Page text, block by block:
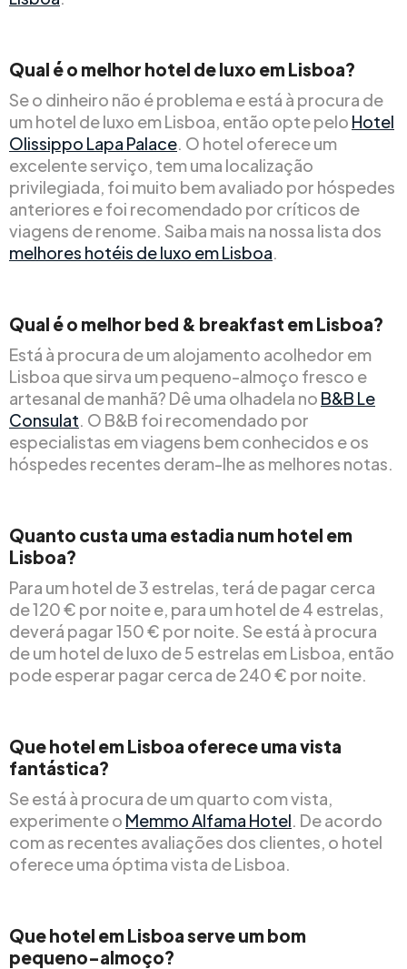
Qual é o melhor hotel de luxo em Lisboa?
Se o dinheiro não é problema e está à procura de
um hotel de luxo em Lisboa, então opte pelo Hotel
Olissippo Lapa Palace . O hotel oferece um
excelente serviço, tem uma localização
privilegiada, foi muito bem avaliado por hóspedes
anteriores e foi recomendado por críticos de
viagens de renome. Saiba mais na nossa lista dos
melhores hotéis de luxo em Lisboa
Qual é o melhor bed & breakfast em Lisboa?
Está à procura de um alojamento acolhedor em
Lisboa que sirva um pequeno-almoço fresco e
artesanal de manhã? Dê uma olhadela no B&B Le
Consulat . O B&B foi recomendado por
especialistas em viagens bem conhecidos e os
hóspedes recentes deram-lhe as melhores notas.
Quanto custa uma estadia num hotel em
Lisboa?
Para um hotel de 3 estrelas, terá de pagar cerca
de 120 € por noite e, para um hotel de 4 estrelas,
deverá pagar 150 € por noite. Se está à procura
de um hotel de luxo de 5 estrelas em Lisboa, então
pode esperar pagar cerca de 240 € por noite.
Que hotel em Lisboa oferece uma vista
fantástica?
Se está à procura de um quarto com vista,
experimente o Memmo Alfama Hotel . De acordo
com as recentes avaliações dos clientes, o hotel
oferece uma óptima vista de Lisboa.
Que hotel em Lisboa serve um bom
pequeno-almoço?